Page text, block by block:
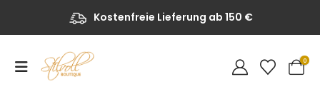
Kostenfreie Lieferung ab 150 €
0